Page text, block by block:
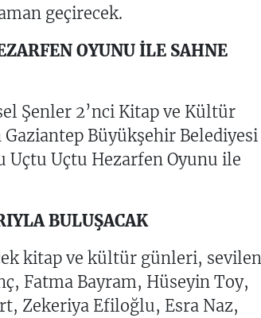
geçirecek.
OYUNU İLE SAHNE
Şenler 2’nci Kitap ve Kültür
Gaziantep Büyükşehir Belediyesi
Uçtu Uçtu Hezarfen Oyunu ile
BULUŞACAK
kitap ve kültür günleri, sevilen
Fatma Bayram, Hüseyin Toy,
Zekeriya Efiloğlu, Esra Naz,